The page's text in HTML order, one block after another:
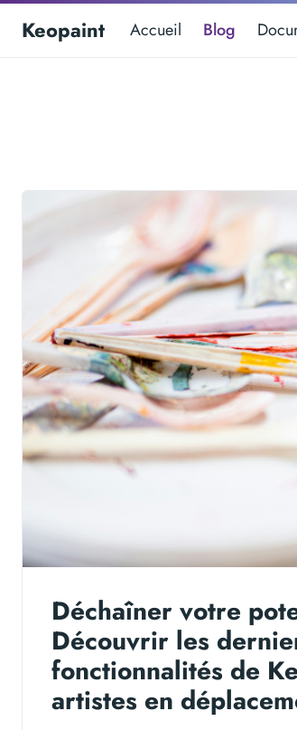
Keopaint Accueil Blog
Déchaîner votre
Découvrir les
fonctionnalités de
artistes en